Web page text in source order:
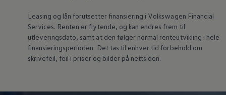
Leasing og lån forutsetter finansiering i Volkswagen Financial
Services. Renten er flytende, og kan endres frem til
utleveringsdato, samt at den følger normal renteutvikling i hele
finansieringsperioden. Det tas til enhver tid forbehold om
skrivefeil, feil i priser og bilder på nettsiden.